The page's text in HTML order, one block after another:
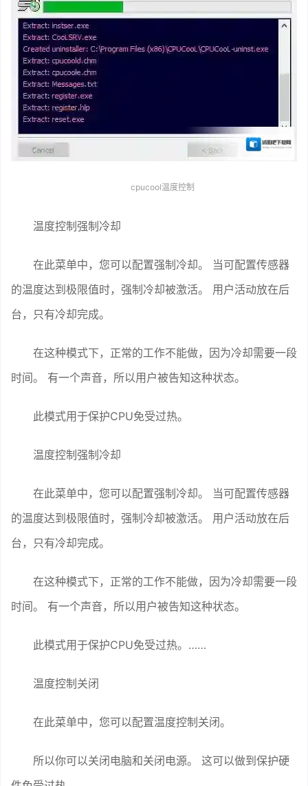
cpucool温度控制
温度控制强制冷却
在此菜单中，您可以配置强制冷却。 当可配置传感器
的温度达到极限值时，强制冷却被激活。 用户活动放在后
台，只有冷却完成。
在这种模式下，正常的工作不能做，因为冷却需要一段
时间。 有一个声音，所以用户被告知这种状态。
此模式用于保护CPU免受过热。
温度控制强制冷却
在此菜单中，您可以配置强制冷却。 当可配置传感器
的温度达到极限值时，强制冷却被激活。 用户活动放在后
台，只有冷却完成。
在这种模式下，正常的工作不能做，因为冷却需要一段
时间。 有一个声音，所以用户被告知这种状态。
此模式用于保护CPU免受过热。……
温度控制关闭
在此菜单中，您可以配置温度控制关闭。
所以你可以关闭电脑和关闭电源。 这可以做到保护硬